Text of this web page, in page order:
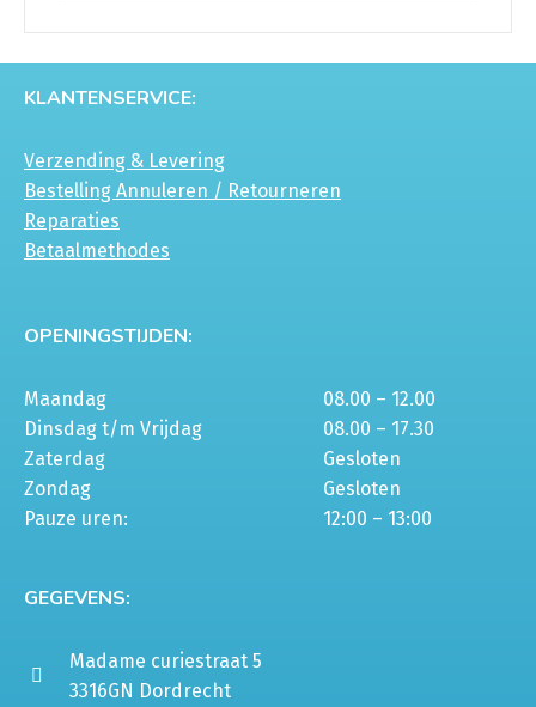
KLANTENSERVICE:
Verzending & Levering
Bestelling Annuleren / Retourneren
Reparaties
Betaalmethodes
OPENINGSTIJDEN:
Maandag
08.00 – 12.00
Dinsdag t/m Vrijdag
08.00 – 17.30
Zaterdag
Gesloten
Zondag
Gesloten
Pauze uren:
12:00 – 13:00
GEGEVENS:
Madame curiestraat 5
3316GN Dordrecht